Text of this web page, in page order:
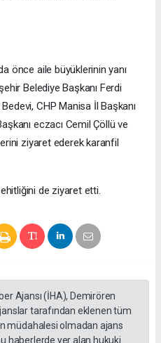
önce aile büyüklerinin yanı
Belediye Başkanı Ferdi
CHP Manisa İl Başkanı
eczacı Cemil Çöllü ve
ziyaret ederek karanfil
de ziyaret etti.
Ajansı (İHA), Demirören
tarafından eklenen tüm
müdahalesi olmadan ajans
haberlerde yer alan hukuki